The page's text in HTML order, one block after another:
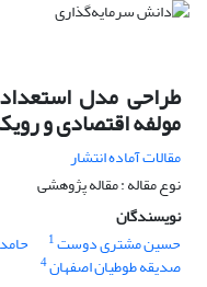
طراحی مدل
مولفه اقتصادی و
مقالات آماده انتشار
نوع مقاله : مقاله پژوهشی
نویسندگان
حسین مشتری دوست1
صدیقه طوطیان اصفهان4